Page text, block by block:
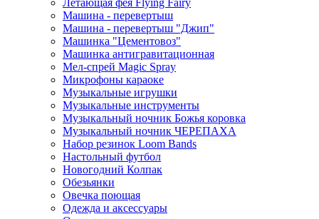
Летающая фея Flying Fairy
Машина - перевертыш
Машина - перевертыш "Джип"
Машинка "Цементовоз"
Машинка антигравитационная
Мел-спрей Magic Spray
Микрофоны караоке
Музыкальные игрушки
Музыкальные инструменты
Музыкальный ночник Божья коровка
Музыкальный ночник ЧЕРЕПАХА
Набор резинок Loom Bands
Настольный футбол
Новогодний Колпак
Обезьянки
Овечка поющая
Одежда и аксессуары